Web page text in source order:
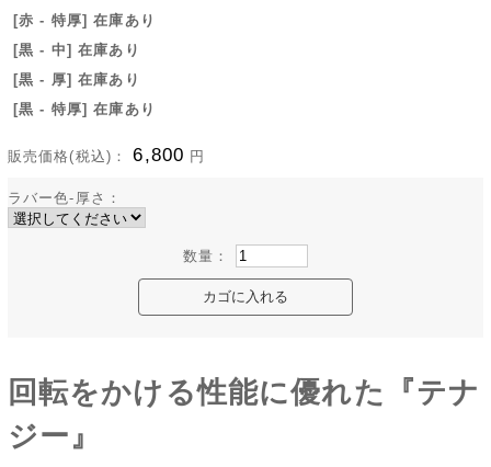
[赤 - 特厚] 在庫あり
[黒 - 中] 在庫あり
[黒 - 厚] 在庫あり
[黒 - 特厚] 在庫あり
販売価格(税込)： 6,800 円
ラバー色-厚さ：
数量：
回転をかける性能に優れた『テナ
ジー』